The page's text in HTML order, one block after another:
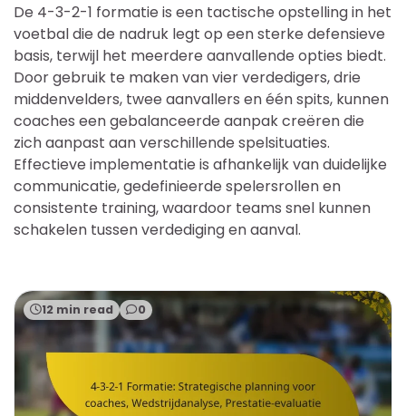
De 4-3-2-1 formatie is een tactische opstelling in het
voetbal die de nadruk legt op een sterke defensieve
basis, terwijl het meerdere aanvallende opties biedt.
Door gebruik te maken van vier verdedigers, drie
middenvelders, twee aanvallers en één spits, kunnen
coaches een gebalanceerde aanpak creëren die
zich aanpast aan verschillende spelsituaties.
Effectieve implementatie is afhankelijk van duidelijke
communicatie, gedefinieerde spelersrollen en
consistente training, waardoor teams snel kunnen
schakelen tussen verdediging en aanval.
12 min read 0